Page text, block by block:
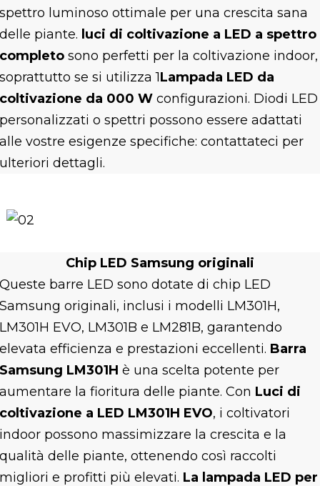
luminoso ottimale per una crescita sana
piante. luci di coltivazione a LED a spettro
sono perfetti per la coltivazione indoor,
se si utilizza 1Lampada LED da
da 000 W configurazioni. Diodi LED
o spettri possono essere adattati
vostre esigenze specifiche: contattateci per
dettagli.
Chip LED Samsung originali
barre LED sono dotate di chip LED
originali, inclusi i modelli LM301H,
EVO, LM301B e LM281B, garantendo
efficienza e prestazioni eccellenti. Barra
LM301H è una scelta potente per
la fioritura delle piante. Con Luci di
a LED LM301H EVO, i coltivatori
possono massimizzare la crescita e la
delle piante, ottenendo così raccolti
e profitti più elevati. La lampada LED per